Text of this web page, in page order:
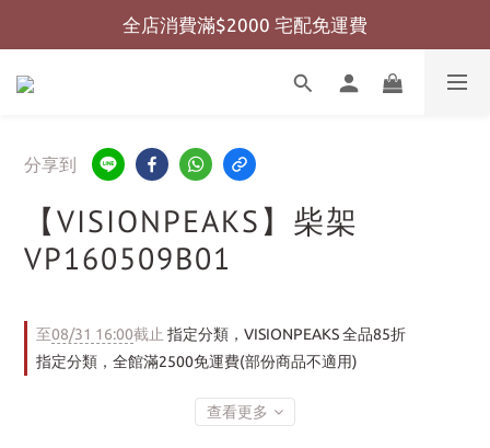
全店消費滿$999 超商免運費
全店消費滿$2000 宅配免運費
全店消費滿$999 超商免運費
分享到
【VISIONPEAKS】柴架
VP160509B01
至08/31 16:00截止 指定分類，VISIONPEAKS 全品85折
指定分類，全館滿2500免運費(部份商品不適用)
查看更多